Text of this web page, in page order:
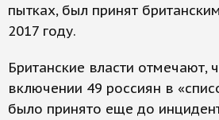
пытках, был принят
2017 году.
Британские власти отмечают,
включении 49 россиян в
было принято еще до